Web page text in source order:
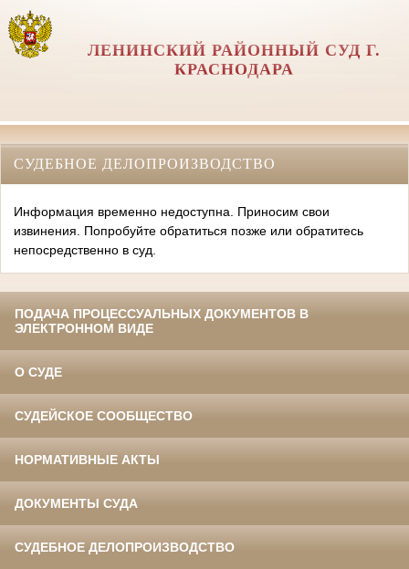
ЛЕНИНСКИЙ РАЙОННЫЙ СУД Г.
КРАСНОДАРА
СУДЕБНОЕ ДЕЛОПРОИЗВОДСТВО
Информация временно недоступна. Приносим свои
извинения. Попробуйте обратиться позже или обратитесь
непосредственно в суд.
ПОДАЧА ПРОЦЕССУАЛЬНЫХ ДОКУМЕНТОВ В
ЭЛЕКТРОННОМ ВИДЕ
О СУДЕ
СУДЕЙСКОЕ СООБЩЕСТВО
НОРМАТИВНЫЕ АКТЫ
ДОКУМЕНТЫ СУДА
СУДЕБНОЕ ДЕЛОПРОИЗВОДСТВО